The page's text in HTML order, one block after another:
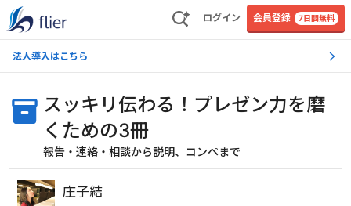
ログイン 会員登録 7日間無料
法人導入はこちら
スッキリ伝わる！プレゼン力を磨
くための3冊
報告・連絡・相談から説明、コンペまで
庄子結